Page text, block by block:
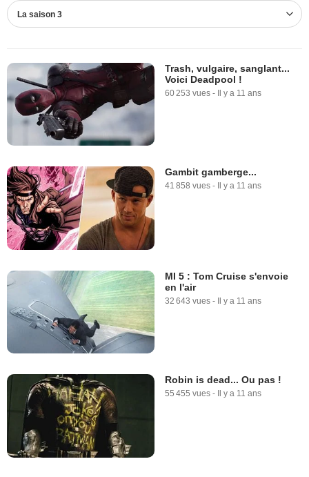
La saison 3
Trash, vulgaire, sanglant...
Voici Deadpool !
60 253 vues - Il y a 11 ans
Gambit gamberge...
41 858 vues - Il y a 11 ans
MI 5 : Tom Cruise s'envoie
en l'air
32 643 vues - Il y a 11 ans
Robin is dead... Ou pas !
55 455 vues - Il y a 11 ans